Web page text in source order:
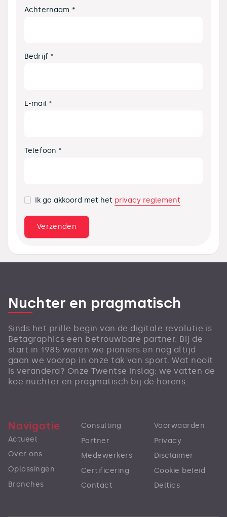
Achternaam *
Bedrijf *
E-mail *
Telefoon *
Ik ga akkoord met het privacy reglement
Nuchter en pragmatisch
Sinds het prille begin van de digitale revolutie is
Betagraphics een betrouwbare partner. Bij de
start in 1985 waren we pioniers en nog altijd
gaan we voorop in onze tak van sport. Wat nooit
is veranderd? Onze Twentse inslag: we vatten de
koe nuchter en pragmatisch bij de horens.
Navigatie
Actueel
Over ons
Oplossingen
Branches
Consulting
Partner
Medewerkers
Certificering
Contact
Voorwaarden
Privacy
Disclaimer
Cookie beleid
Deltics